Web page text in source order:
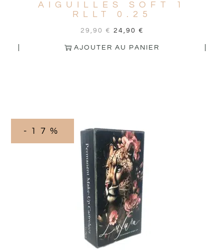
AIGUILLES SOFT 1
RLLT 0.25
29,90 € 24,90 €
AJOUTER AU PANIER
-17%